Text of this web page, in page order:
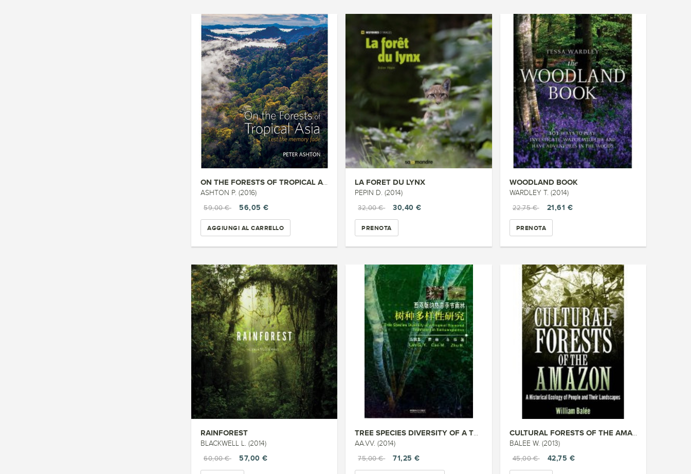
ON THE FORESTS OF TROPICAL ASI...
ASHTON P. (2016)
59,00 €
56,05 €
AGGIUNGI AL CARRELLO
LA FORET DU LYNX
PEPIN D. (2014)
32,00 €
30,40 €
PRENOTA
WOODLAND BOOK
WARDLEY T. (2014)
22,75 €
21,61 €
PRENOTA
RAINFOREST
BLACKWELL L. (2014)
60,00 €
57,00 €
TREE SPECIES DIVERSITY OF A TR...
AA.VV. (2014)
75,00 €
71,25 €
CULTURAL FORESTS OF THE AMAZON
BALEE W. (2013)
45,00 €
42,75 €